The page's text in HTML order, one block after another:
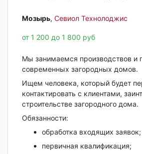
Мозырь‎, Севиол Технолоджис
от 1 200 до 1 800 руб
Мы занимаемся производствов и
современных загородных домов.
Ищем человека, который будет
контактировать с клиентами,
строительстве загородного дома.
Обязанности:
обработка входящих заявок;
первичная квалификация;